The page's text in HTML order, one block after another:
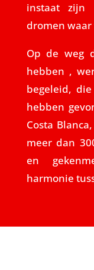
instaat zijn
dromen waar
Op de weg
hebben ,
begeleid,
hebben
Costa
meer dan
en
harmonie